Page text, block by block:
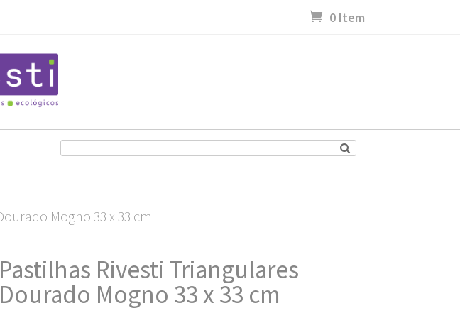
0 Item
Mogno 33 x 33 cm
Pastilhas Rivesti Triangulares
Dourado Mogno 33 x 33 cm